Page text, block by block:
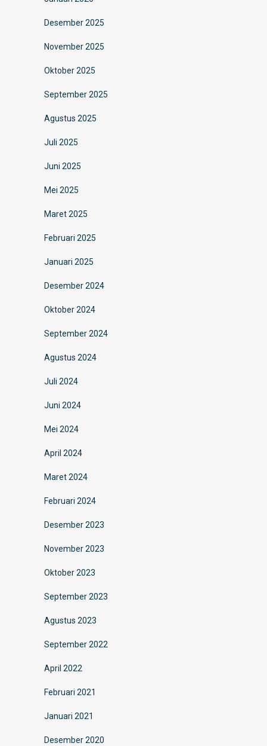
Desember 2025
November 2025
Oktober 2025
September 2025
Agustus 2025
Juli 2025
Juni 2025
Mei 2025
Maret 2025
Februari 2025
Januari 2025
Desember 2024
Oktober 2024
September 2024
Agustus 2024
Juli 2024
Juni 2024
Mei 2024
April 2024
Maret 2024
Februari 2024
Desember 2023
November 2023
Oktober 2023
September 2023
Agustus 2023
September 2022
April 2022
Februari 2021
Januari 2021
Desember 2020